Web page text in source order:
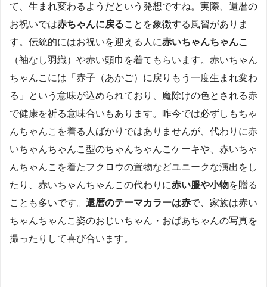
て、生まれ変わるようだという発想ですね。実際、還暦の
お祝いでは赤ちゃんに戻ることを象徴する風習がありま
す。伝統的にはお祝いを迎える人に赤いちゃんちゃんこ
（袖なし羽織）や赤い頭巾を着てもらいます。赤いちゃん
ちゃんこには「赤子（あかご）に戻りもう一度生まれ変わ
る」という意味が込められており、魔除けの色とされる赤
で健康を祈る意味合いもあります。昨今では必ずしもちゃ
んちゃんこを着る人ばかりではありませんが、代わりに赤
いちゃんちゃんこ型のちゃんちゃんこケーキや、赤いちゃ
んちゃんこを着たフクロウの置物などユニークな演出をし
たり、赤いちゃんちゃんこの代わりに赤い服や小物を贈る
ことも多いです。 還暦のテーマカラーは赤で、家族は赤い
ちゃんちゃんこ姿のおじいちゃん・おばあちゃんの写真を
撮ったりして喜び合います。